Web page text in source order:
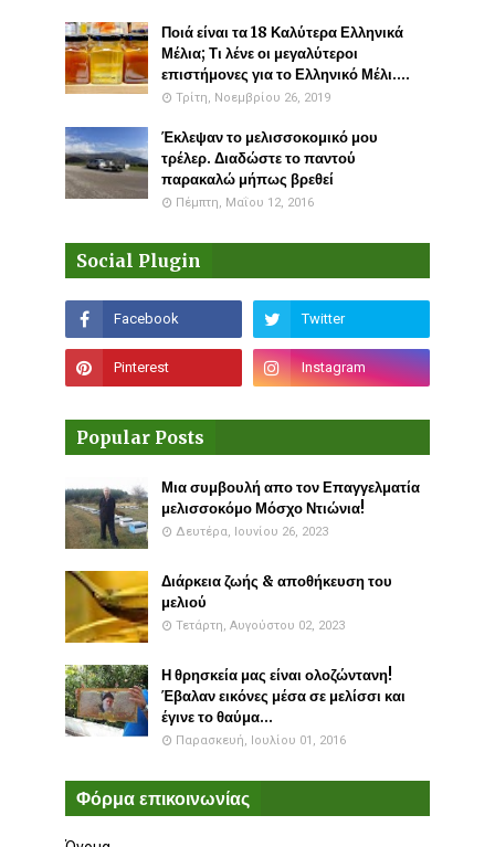
Ποιά είναι τα 18 Καλύτερα Ελληνικά
Μέλια; Τι λένε οι μεγαλύτεροι
επιστήμονες για το Ελληνικό Μέλι....
Τρίτη, Νοεμβρίου 26, 2019
Έκλεψαν το μελισσοκομικό μου
τρέλερ. Διαδώστε το παντού
παρακαλώ μήπως βρεθεί
Πέμπτη, Μαΐου 12, 2016
Social Plugin
Popular Posts
Μια συμβουλή απο τον Επαγγελματία
μελισσοκόμο Μόσχο Ντιώνια!
Δευτέρα, Ιουνίου 26, 2023
Διάρκεια ζωής & αποθήκευση του
μελιού
Τετάρτη, Αυγούστου 02, 2023
Η θρησκεία μας είναι ολοζώντανη!
Έβαλαν εικόνες μέσα σε μελίσσι και
έγινε το θαύμα...
Παρασκευή, Ιουλίου 01, 2016
Φόρμα επικοινωνίας